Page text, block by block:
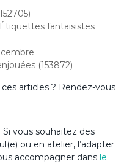
fantaisistes
(153872)
articles ? Rendez-vous
vous souhaitez des
ou en atelier, l’adapter
accompagner dans le